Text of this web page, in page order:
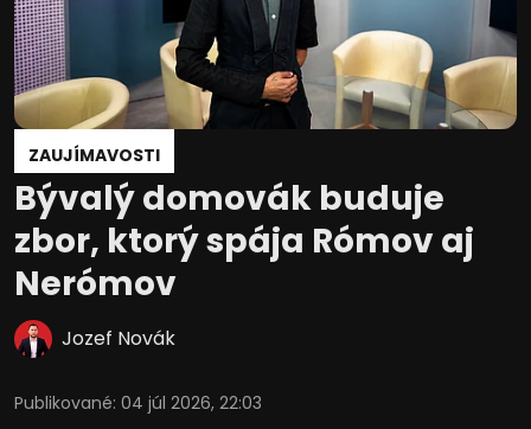
ZAUJÍMAVOSTI
Bývalý domovák buduje
zbor, ktorý spája Rómov aj
Nerómov
Jozef Novák
Publikované: 04 júl 2026, 22:03